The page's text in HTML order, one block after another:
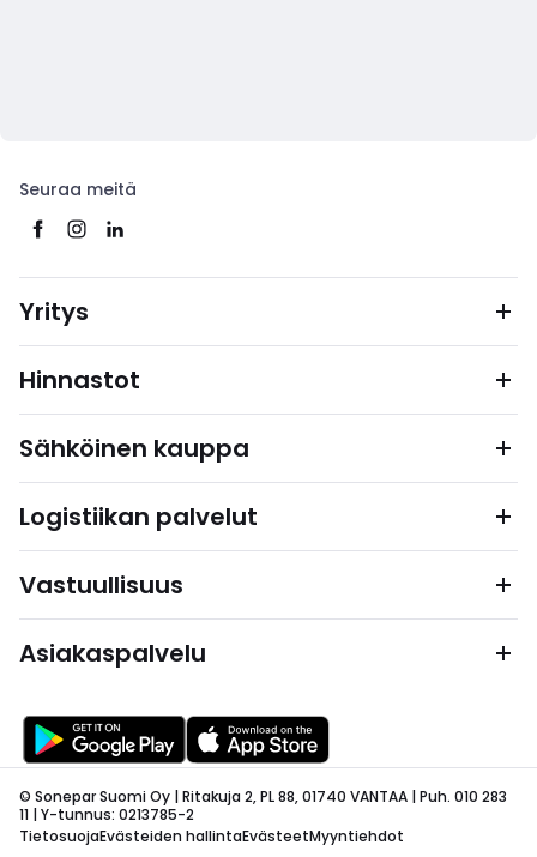
Seuraa meitä
Yritys
Hinnastot
Sähköinen kauppa
Logistiikan palvelut
Vastuullisuus
Asiakaspalvelu
© Sonepar Suomi Oy | Ritakuja 2, PL 88, 01740 VANTAA | Puh. 010 283
11 | Y-tunnus: 0213785-2
TietosuojaEvästeiden hallintaEvästeetMyyntiehdot